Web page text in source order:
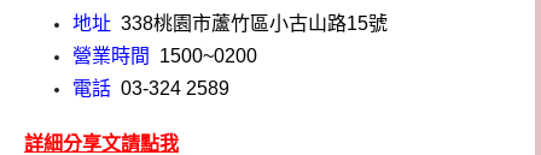
地址 338桃園市蘆竹區小古山路15號
營業時間
1500~0200
電話 03-324 2589
詳細分享文請點我